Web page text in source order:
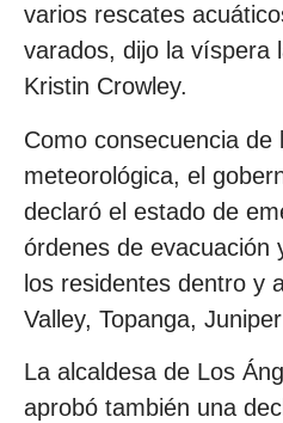
varios rescates
varados, dijo la víspera
Kristin Crowley.
Como consecuencia de
meteorológica, el
declaró el estado de
órdenes de evacuación
los residentes dentro y
Valley, Topanga,
La alcaldesa de Los
aprobó también una